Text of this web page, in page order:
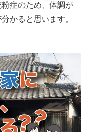
症のため、体調が
かると思います。